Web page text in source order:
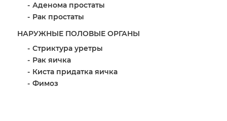
Аденома простаты
Рак простаты
НАРУЖНЫЕ ПОЛОВЫЕ ОРГАНЫ
Стриктура уретры
Рак яичка
Киста придатка яичка
Фимоз